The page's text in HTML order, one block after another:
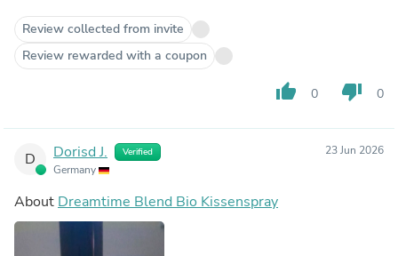
Review collected from invite
Review rewarded with a coupon
thumb_up 0 thumb_down 0
D Dorisd J. Verified
Germany
23 Jun 2026
About Dreamtime Blend Bio Kissenspray